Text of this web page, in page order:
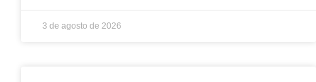
3 de agosto de 2026